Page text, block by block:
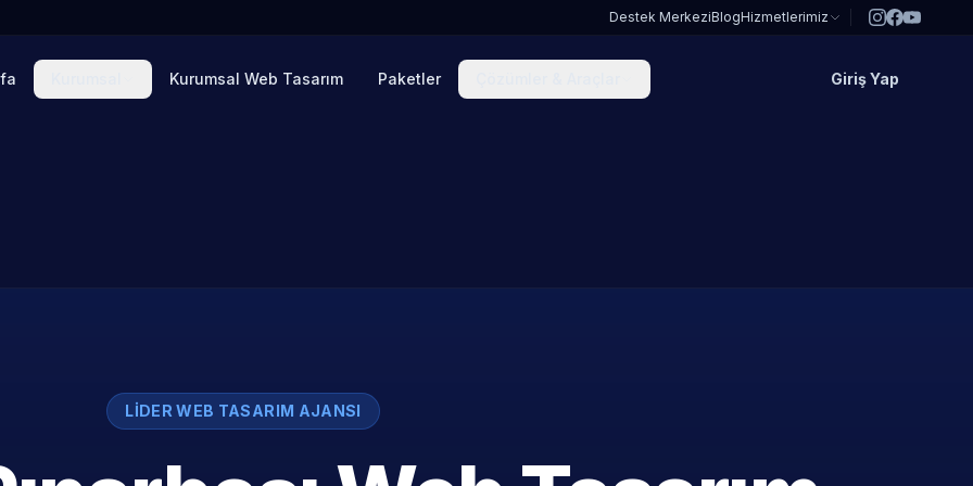
Destek MerkeziBlogHizmetlerimiz
Kurumsal Web Tasarım Paketler Giriş Yap
LIDER WEB TASARIM AJANSI